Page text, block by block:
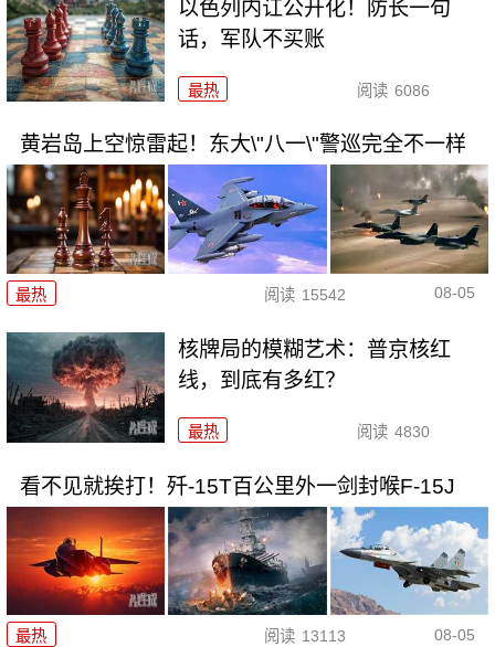
以色列内讧公开化！防长一句
话，军队不买账
最热 阅读 6086
黄岩岛上空惊雷起！东大\"八一\"警巡完全不一样
最热 阅读 15542 08-05
核牌局的模糊艺术：普京核红
线，到底有多红？
最热 阅读 4830
看不见就挨打！歼-15T百公里外一剑封喉F-15J
最热 阅读 13113 08-05